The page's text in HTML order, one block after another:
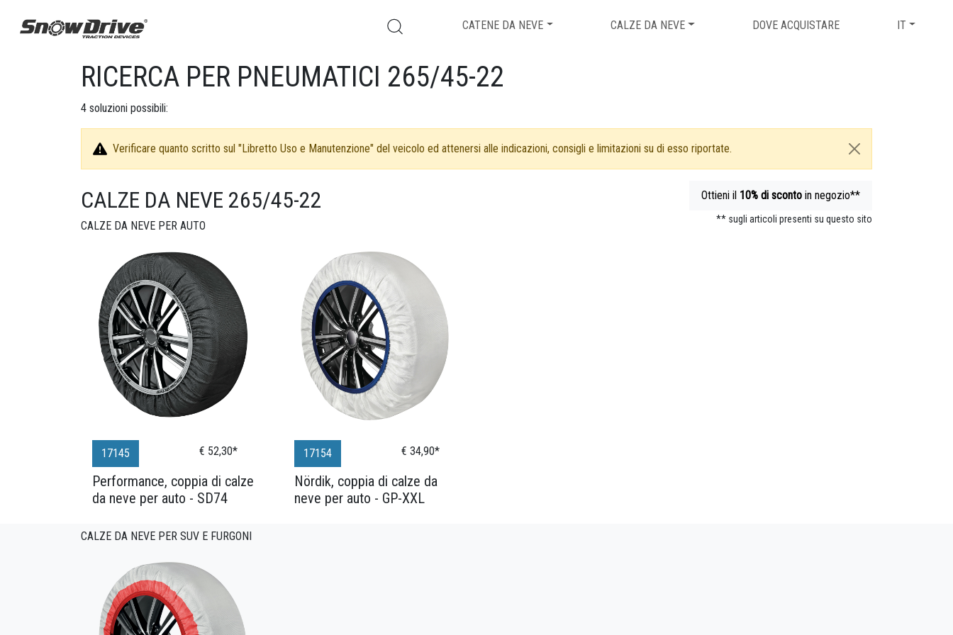
CATENE DA NEVE CALZE DA NEVE DOVE ACQUISTARE IT
RICERCA PER PNEUMATICI 265/45-22
4 soluzioni possibili:
Verificare quanto scritto sul "Libretto Uso e Manutenzione" del veicolo ed attenersi alle indicazioni, consigli e limitazioni su di esso riportate.
CALZE DA NEVE 265/45-22
CALZE DA NEVE PER AUTO
Ottieni il 10% di sconto in negozio**
** sugli articoli presenti su questo sito
17145 € 52,30*
Performance, coppia di calze
da neve per auto - SD74
17154 € 34,90*
Nördik, coppia di calze da
neve per auto - GP-XXL
CALZE DA NEVE PER SUV E FURGONI